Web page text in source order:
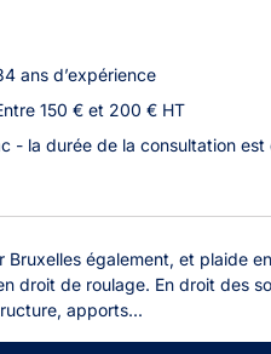
ans d’expérience
150 € et 200 € HT
- la durée de la consultation est
également, et plaide
droit de roulage. En droit des
apports...